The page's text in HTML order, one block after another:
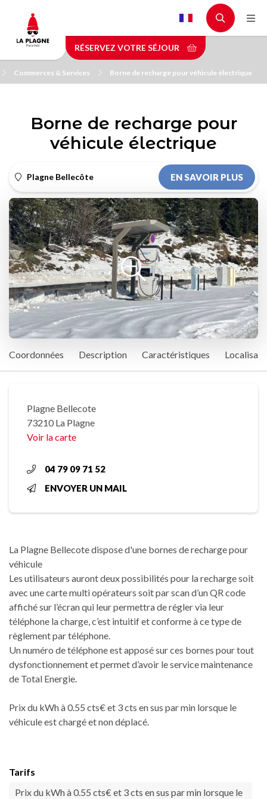
contenu
principal
RÉSERVEZ VOTRE SÉJOUR
Commerces & Services Borne de recharge pour véhicule électrique
Borne de recharge pour
véhicule électrique
Plagne Bellecôte EN SAVOIR PLUS
Coordonnées Description Caractéristiques
Plagne Bellecote
73210 La Plagne
Voir la carte
04 79 09 71 52
ENVOYER UN MAIL
La Plagne Bellecote dispose d'une bornes de recharge pour
véhicule
Les utilisateurs auront deux possibilités pour la recharge soit
avec une carte multi opérateurs soit par scan d’un QR code
affiché sur l’écran qui leur permettra de régler via leur
téléphone la charge, c’est intuitif et conforme à ce type de
règlement par téléphone.
Un numéro de téléphone est apposé sur ces bornes pour tout
dysfonctionnement et permet d’avoir le service maintenance
de Total Energie.
Prix du kWh à 0.55 cts€ et 3 cts en sus par min lorsque le
véhicule est chargé et non déplacé.
Tarifs
Prix du kWh à 0.55 cts€ et 3 cts en sus par min lorsque le